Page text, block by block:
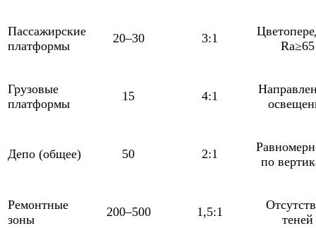
Пассажирские
платформы
20–30 3:1
Ra≥65
Грузовые
платформы
15 4:1
Депо (общее) 50 2:1
по
Ремонтные
зоны
200–500 1,5:1
теней